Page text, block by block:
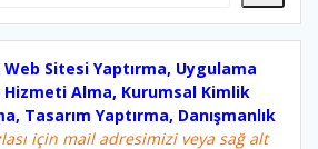
Web Sitesi Yaptırma, Uygulama
Hizmeti Alma, Kurumsal Kimlik
Tasarım Yaptırma, Danışmanlık
için mail adresimizi veya sağ alt